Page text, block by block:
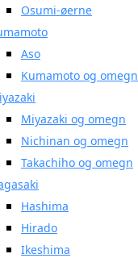
Osumi-øerne
Aso
Kumamoto og omegn
Miyazaki og omegn
Nichinan og omegn
Takachiho og omegn
Hashima
Hirado
Ikeshima